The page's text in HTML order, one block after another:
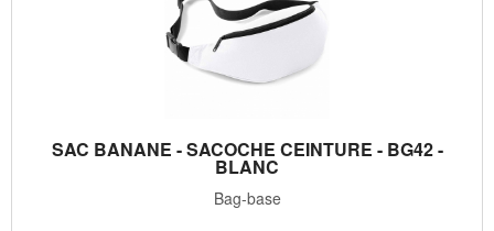
SAC BANANE - SACOCHE CEINTURE - BG42 -
BLANC
Bag-base